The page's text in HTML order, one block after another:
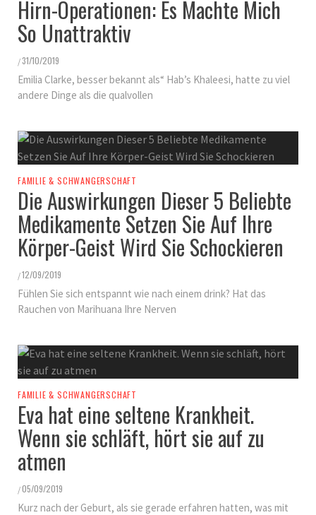
Hirn-Operationen: Es Machte Mich
So Unattraktiv
/ 31/10/2019
Emilia Clarke, besser bekannt als“ Hab’s Khaleesi, hatte zu viel
andere Dinge als die qualvollen
FAMILIE & SCHWANGERSCHAFT
Die Auswirkungen Dieser 5 Beliebte
Medikamente Setzen Sie Auf Ihre
Körper-Geist Wird Sie Schockieren
/12/09/2019
Fühlen Sie sich entspannt wie nach einem drink? Hat das
Rauchen von Marihuana Ihre Nerven
FAMILIE & SCHWANGERSCHAFT
Eva hat eine seltene Krankheit.
Wenn sie schläft, hört sie auf zu
atmen
/05/09/2019
Kurz nach der Geburt, als sie gerade erfahren hatten, was mit